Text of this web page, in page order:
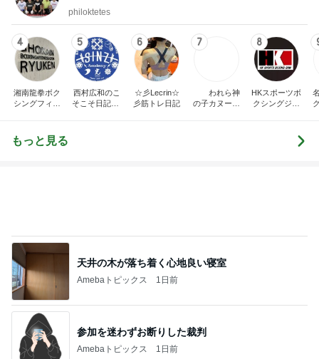
philoktetes
4
湘南龍拳ボク
シングフィッ
グ
5
西村広和のこ
そこそ日記Sin
6
☆彡Lecrin☆
彡筋トレ日記
7
われら神
の子カヌーの
8
HKスポーツボ
クシングジム
もっと見る
天井の木が落ち着く心地良い寝室
Amebaトピックス 1日前
参加を迷わずお断りした裁判
Amebaトピックス 1日前